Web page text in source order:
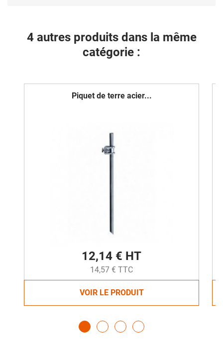
4 autres produits dans la même
catégorie :
Piquet de terre acier...
12,14 € HT
14,57 € TTC
VOIR LE PRODUIT